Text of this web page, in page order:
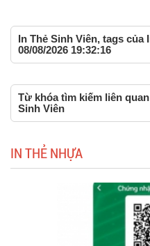
In Thẻ Sinh Viên, tags của
08/08/2026 19:32:16
Từ khóa tìm kiếm liên
Sinh Viên
IN THẺ NHỰA